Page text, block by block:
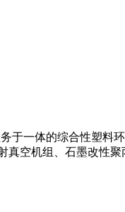
于一体的综合性塑料
真空机组、石墨改性